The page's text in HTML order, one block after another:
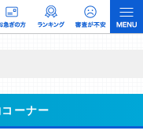
査／ユーザーへの口コミ収集な
す。
ーナー